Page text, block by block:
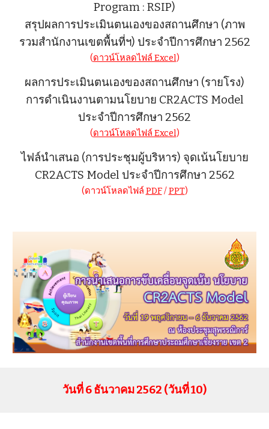
Program : RSIP)
สรุปผลการประเมินตนเองของสถานศึกษา (ภาพ
รวมสำนักงานเขตพื้นที่ฯ) ประจำปีการศึกษา 2562
(ดาวน์โหลดไฟล์ Excel)
ผลการประเมินตนเองของสถานศึกษา (รายโรง)
การดำเนินงานตามนโยบาย CR2ACTS Model
ประจำปีการศึกษา 2562
(ดาวน์โหลดไฟล์ Excel)
ไฟล์นำเสนอ (การประชุมผู้บริหาร) จุดเน้นโยบาย
CR2ACTS Model ประจำปีการศึกษา 2562
(ดาวน์โหลดไฟล์ PDF/PPT)
วันที่ 6 ธันวาคม 2562 (วันที่ 10)